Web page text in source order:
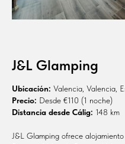
J&L Glamping
Ubicación: Valencia, Valencia,
Precio: Desde €110 (1 noche)
Distancia desde Cálig: 148 km
J&L Glamping ofrece